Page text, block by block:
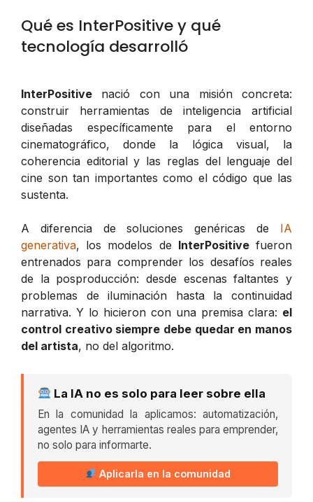
Qué es InterPositive y qué
tecnología desarrolló
InterPositive nació con una misión concreta:
construir herramientas de inteligencia artificial
diseñadas específicamente para el entorno
cinematográfico, donde la lógica visual, la
coherencia editorial y las reglas del lenguaje del
cine son tan importantes como el código que las
sustenta.
A diferencia de soluciones genéricas de IA
generativa, los modelos de InterPositivefueron
entrenados para comprender los desafíos reales
de la posproducción: desde escenas faltantes y
problemas de iluminación hasta la continuidad
narrativa. Y lo hicieron con una premisa clara: el
control creativo siempre debe quedar en manos
del artista, no del algoritmo.
La IA no es solo para leer sobre ella
En la comunidad la aplicamos: automatización,
agentes IA y herramientas reales para emprender,
no solo para informarte.
Aplicarla en la comunidad